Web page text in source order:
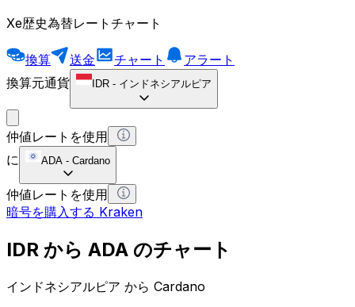
Xe歴史為替レートチャート
換算 送金 チャート
アラート
換算元通貨
IDR - インドネシアルピア
仲値レートを使用
に
ADA - Cardano
仲値レートを使用
暗号を購入する Kraken
IDR から ADA のチャート
インドネシアルピア から Cardano